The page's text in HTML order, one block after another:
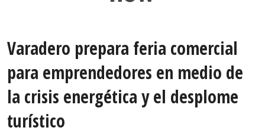
Varadero prepara feria comercial
para emprendedores en medio de
la crisis energética y el desplome
turístico